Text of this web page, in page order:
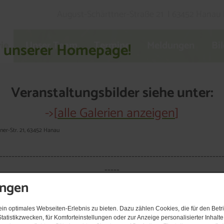
optimales Webseiten-Erlebnis zu bieten. Dazu zählen Cookies, die für den
für Komforteinstellungen oder zur Anzeige personalisierter
Unser Team Termine
Homepage!
Veranstaltungsbilder siehe unter:
->[alle Galerien anzeigen]
Str. 21, 63452 Hanau
-----
und Vermietung